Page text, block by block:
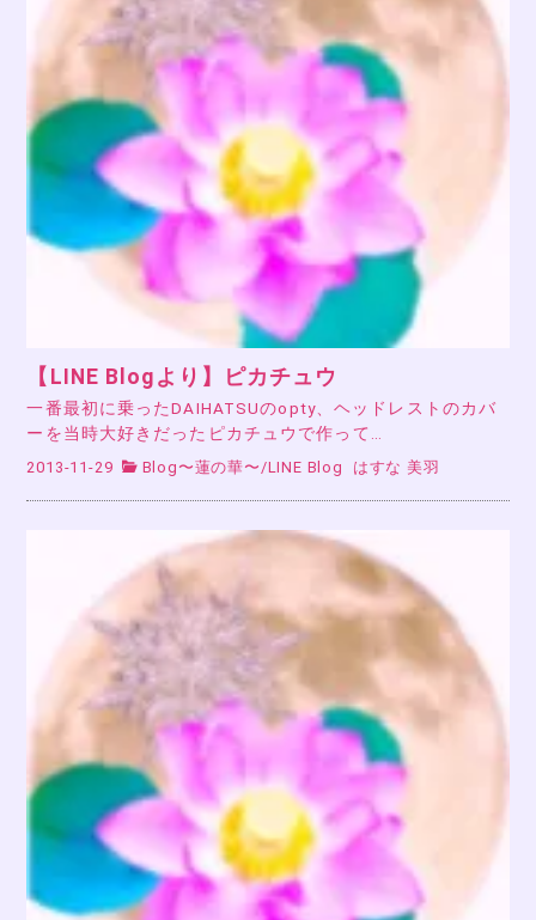
【LINE Blogより】ピカチュウ
一番最初に乗ったDAIHATSUのopty、ヘッドレストのカバ
ーを当時大好きだったピカチュウで作って…
2013-11-29 Blog〜蓮の華〜 /LINE Blog はすな 美羽